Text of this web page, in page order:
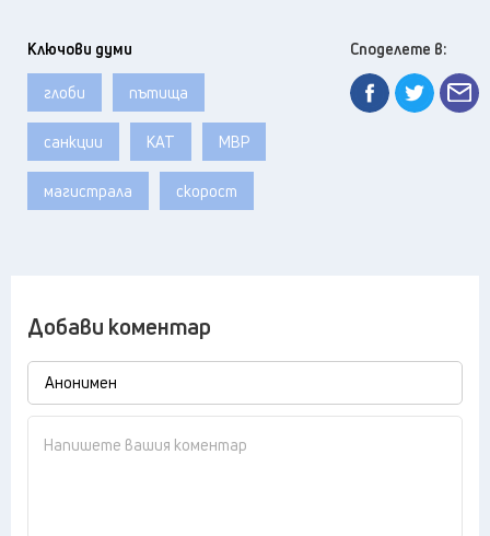
Ключови думи
глоби пътища
санкции КАТ МВР
магистрала скорост
Споделете в:
Добави коментар